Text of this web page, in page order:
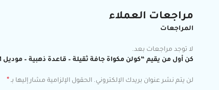
مراجعات العملاء
المراجعات
لا توجد مراجعات بعد.
كن أول من يقيم “كولن مكواة جافة ثقيلة – قاعدة ذهبية – موديل 803101001”
لن يتم نشر عنوان بريدك الإلكتروني. الحقول الإلزامية مشار إليها بـ *